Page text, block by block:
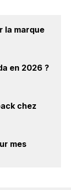
la marque
lorsque
en 2026 ?
un site e-
chez
réductions
Burda. Oui,
mes